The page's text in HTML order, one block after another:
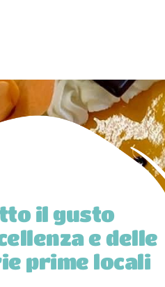
il gusto
e delle
prime locali